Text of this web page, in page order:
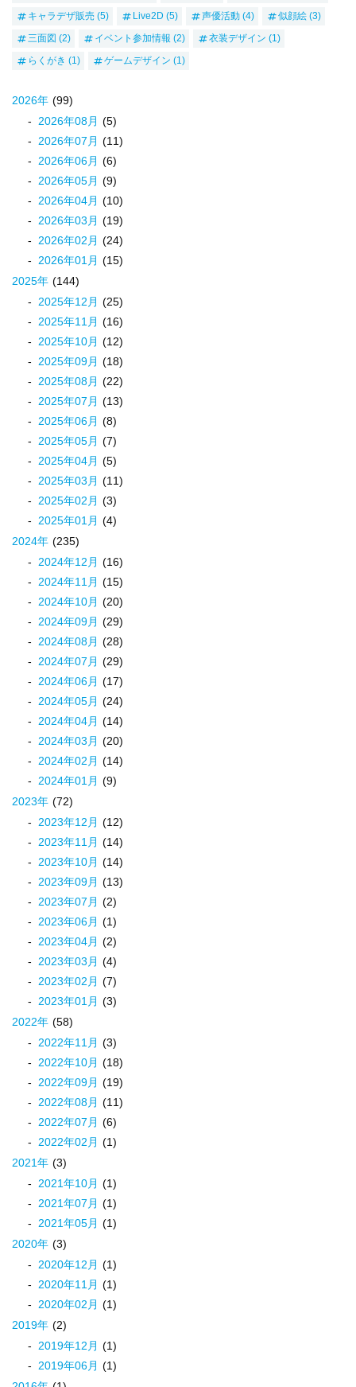
キャラデザ販売 (5) Live2D (5) 声優活動 (4) 似顔絵 (3)
三面図 (2) イベント参加情報 (2) 衣装デザイン (1)
らくがき (1) ゲームデザイン (1)
2026年 (99)
2026年08月 (5)
2026年07月 (11)
2026年06月 (6)
2026年05月 (9)
2026年04月 (10)
2026年03月 (19)
2026年02月 (24)
2026年01月 (15)
2025年 (144)
2025年12月 (25)
2025年11月 (16)
2025年10月 (12)
2025年09月 (18)
2025年08月 (22)
2025年07月 (13)
2025年06月 (8)
2025年05月 (7)
2025年04月 (5)
2025年03月 (11)
2025年02月 (3)
2025年01月 (4)
2024年 (235)
2024年12月 (16)
2024年11月 (15)
2024年10月 (20)
2024年09月 (29)
2024年08月 (28)
2024年07月 (29)
2024年06月 (17)
2024年05月 (24)
2024年04月 (14)
2024年03月 (20)
2024年02月 (14)
2024年01月 (9)
2023年 (72)
2023年12月 (12)
2023年11月 (14)
2023年10月 (14)
2023年09月 (13)
2023年07月 (2)
2023年06月 (1)
2023年04月 (2)
2023年03月 (4)
2023年02月 (7)
2023年01月 (3)
2022年 (58)
2022年11月 (3)
2022年10月 (18)
2022年09月 (19)
2022年08月 (11)
2022年07月 (6)
2022年02月 (1)
2021年 (3)
2021年10月 (1)
2021年07月 (1)
2021年05月 (1)
2020年 (3)
2020年12月 (1)
2020年11月 (1)
2020年02月 (1)
2019年 (2)
2019年12月 (1)
2019年06月 (1)